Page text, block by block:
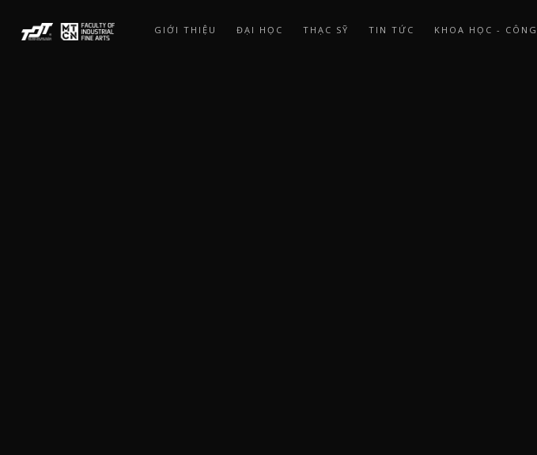
main
GIỚI THIỆU ĐẠI HỌC THẠC SỸ TIN TỨC KHOA HỌC -